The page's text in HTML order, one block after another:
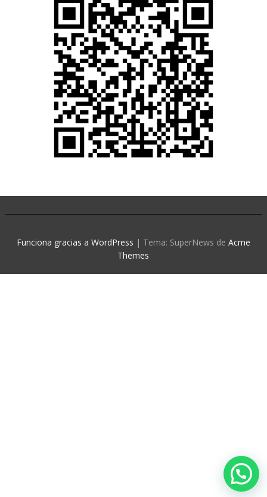
Funciona gracias a WordPress | Tema: SuperNews de Acme
Themes